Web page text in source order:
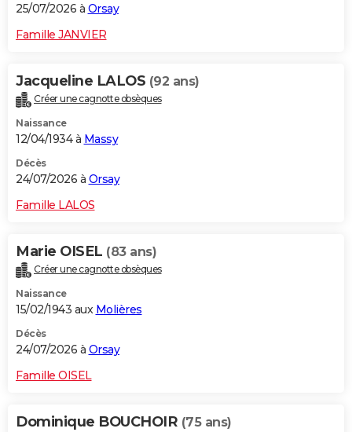
25/07/2026 à Orsay
Famille JANVIER
Jacqueline LALOS (92 ans)
Créer une cagnotte obsèques
Naissance
12/04/1934 à Massy
Décès
24/07/2026 à Orsay
Famille LALOS
Marie OISEL (83 ans)
Créer une cagnotte obsèques
Naissance
15/02/1943 aux Molières
Décès
24/07/2026 à Orsay
Famille OISEL
Dominique BOUCHOIR (75 ans)